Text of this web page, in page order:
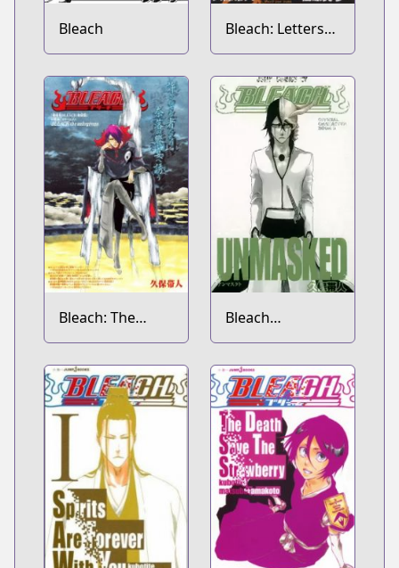
Bleach
Bleach: Letters
From the Other
Side
Bleach: The
Unforgivens
Bleach
Unmasked Short
Stories